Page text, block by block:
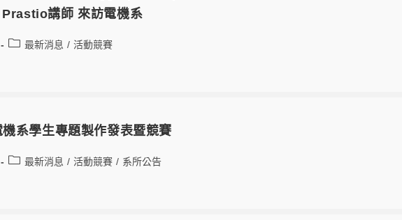
講師 來訪電機系
最新消息 / 活動競賽
系學生專題製作發表暨競賽
最新消息 / 活動競賽 / 系所公告